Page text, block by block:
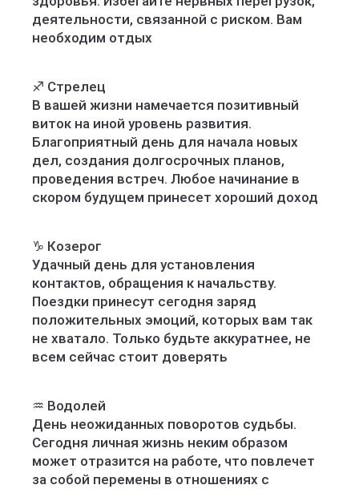
деятельности, связанной с риском. Вам
необходим отдых
♐️ Стрелец
В вашей жизни намечается позитивный
виток на иной уровень развития.
Благоприятный день для начала новых
дел, создания долгосрочных планов,
проведения встреч. Любое начинание в
скором будущем принесет хороший доход
♑️ Козерог
Удачный день для установления
контактов, обращения к начальству.
Поездки принесут сегодня заряд
положительных эмоций, которых вам так
не хватало. Только будьте аккуратнее, не
всем сейчас стоит доверять
♒️ Водолей
День неожиданных поворотов судьбы.
Сегодня личная жизнь неким образом
может отразится на работе, что повлечет
за собой перемены в отношениях с